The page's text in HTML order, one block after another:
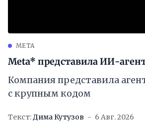
META
Meta* представила ИИ-
Компания представила
с крупным кодом
Текст:Дима Кутузов 6 Авг. 2026